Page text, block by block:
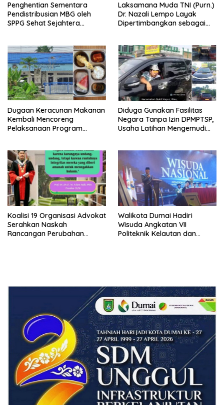
Penghentian Sementara
Pendistribusian MBG oleh
SPPG Sehat Sejahtera
Laksamana Muda TNI (Purn.)
Dr. Nazali Lempo Layak
Dipertimbangkan sebagai
Berkompromi terhadap
Penegakan Hukum
Dugaan Keracunan Makanan
Kembali Mencoreng
Pelaksanaan Program
Bersama Kota Dumai
Diduga Gunakan Fasilitas
Negara Tanpa Izin DPMPTSP,
Usaha Latihan Mengemudi
Koalisi 19 Organisasi Advokat
Serahkan Naskah
Rancangan Perubahan
Walikota Dumai Hadiri
Wisuda Angkatan VII
Politeknik Kelautan dan